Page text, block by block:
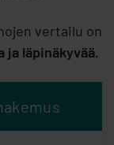
vertailu on
ja läpinäkyvää.